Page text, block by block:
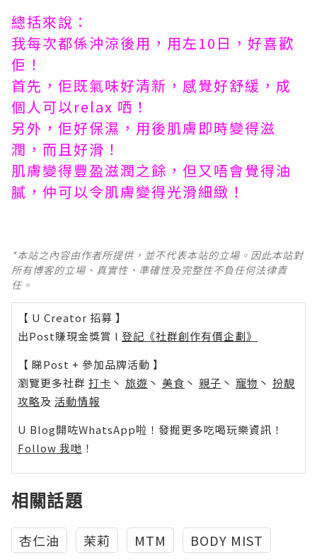
總括來說：
我每次都係沖涼後用，用左10日，好喜歡
佢！
首先，佢既氣味好清新，感覺好舒緩，成
個人可以relax 哂！
另外，佢好保濕，用後肌膚即時變得滋
潤，而且好滑！
肌膚變得豐盈滋潤之餘，但又唔會覺得油
膩，仲可以令肌膚變得光滑細緻！
*本站之內容由作者所提供，並不代表本站的立場。因此本站對
所有博客的立場、真實性、準確性及完整性不負任何法律責
任。
【 U Creator 招募 】
出Post賺現金獎賞 l 登記《社群創作有價企劃》
【 睇Post + 參加品牌活動 】
瀏覽更多社群 打卡 丶 旅遊 丶 美食 丶 親子 丶 寵物 丶 扮靚
攻略及 活動情報
U Blog開咗WhatsApp啦！發掘更多吃喝玩樂資訊！
Follow 我哋 ！
相關話題
杏仁油 茉莉 MTM
BODY MIST